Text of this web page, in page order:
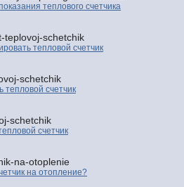
теплового счетчика
тепловой счетчик
тепловой счетчик
счетчик
на отопление?